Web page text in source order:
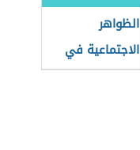
الظواهر
الاجتماعية في
مصر